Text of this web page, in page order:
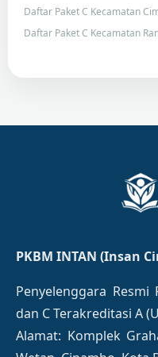
Daftar Paket C Kecamatan
Daftar Paket C Kecamatan
PKBM INTAN (Insan
Penyelenggara
dan C Terakreditasi A
Alamat: Komplek